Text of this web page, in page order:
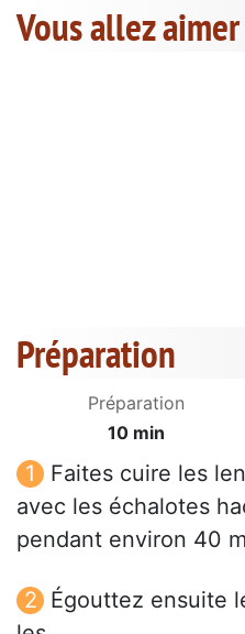
Vous allez aimer
Préparation
Préparation
10 min
Faites cuire les
avec les échalotes
pendant environ 40
Égouttez ensuite